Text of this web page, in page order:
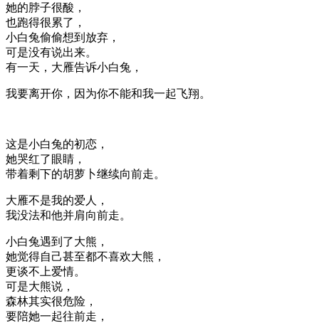
她的脖子很酸，
也跑得很累了，
小白兔偷偷想到放弃，
可是没有说出来。
有一天，大雁告诉小白兔，
我要离开你，因为你不能和我一起飞翔。
这是小白兔的初恋，
她哭红了眼睛，
带着剩下的胡萝卜继续向前走。
大雁不是我的爱人，
我没法和他并肩向前走。
小白兔遇到了大熊，
她觉得自己甚至都不喜欢大熊，
更谈不上爱情。
可是大熊说，
森林其实很危险，
要陪她一起往前走，